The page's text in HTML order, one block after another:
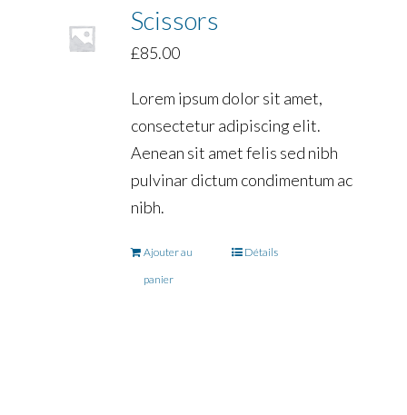
Scissors
£85.00
Lorem ipsum dolor sit amet,
consectetur adipiscing elit.
Aenean sit amet felis sed nibh
pulvinar dictum condimentum ac
nibh.
Ajouter au
panier
Détails